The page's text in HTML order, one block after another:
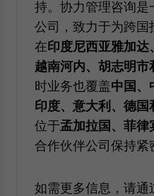
持。协力管理咨询是
公司，致力于为跨国
在印度尼西亚雅加达
越南河内、胡志明市
时业务也覆盖中国、
印度、意大利、德国
位于孟加拉国、菲律
合作伙伴公司保持紧
如需更多信息，请通